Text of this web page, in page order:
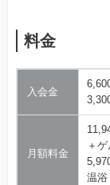
料金
入会金
月額料金
＋
温浴